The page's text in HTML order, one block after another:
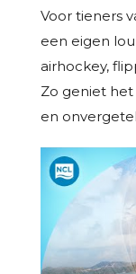
Voor tieners
een eigen
airhockey,
Zo geniet
en